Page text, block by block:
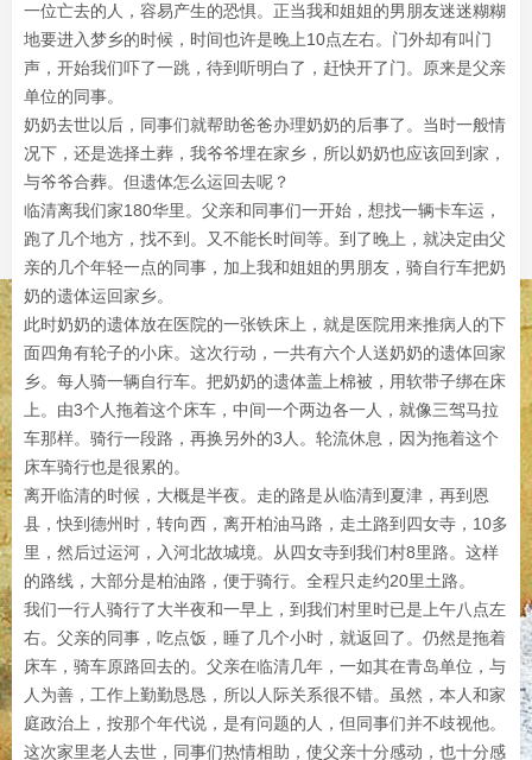
一位亡去的人，容易产生的恐惧。正当我和姐姐的男朋友迷迷糊糊
地要进入梦乡的时候，时间也许是晚上10点左右。门外却有叫门
声，开始我们吓了一跳，待到听明白了，赶快开了门。原来是父亲
单位的同事。
奶奶去世以后，同事们就帮助爸爸办理奶奶的后事了。当时一般情
况下，还是选择土葬，我爷爷埋在家乡，所以奶奶也应该回到家，
与爷爷合葬。但遗体怎么运回去呢？
临清离我们家180华里。父亲和同事们一开始，想找一辆卡车运，
跑了几个地方，找不到。又不能长时间等。到了晚上，就决定由父
亲的几个年轻一点的同事，加上我和姐姐的男朋友，骑自行车把奶
奶的遗体运回家乡。
此时奶奶的遗体放在医院的一张铁床上，就是医院用来推病人的下
面四角有轮子的小床。这次行动，一共有六个人送奶奶的遗体回家
乡。每人骑一辆自行车。把奶奶的遗体盖上棉被，用软带子绑在床
上。由3个人拖着这个床车，中间一个两边各一人，就像三驾马拉
车那样。骑行一段路，再换另外的3人。轮流休息，因为拖着这个
床车骑行也是很累的。
离开临清的时候，大概是半夜。走的路是从临清到夏津，再到恩
县，快到德州时，转向西，离开柏油马路，走土路到四女寺，10多
里，然后过运河，入河北故城境。从四女寺到我们村8里路。这样
的路线，大部分是柏油路，便于骑行。全程只走约20里土路。
我们一行人骑行了大半夜和一早上，到我们村里时已是上午八点左
右。父亲的同事，吃点饭，睡了几个小时，就返回了。仍然是拖着
床车，骑车原路回去的。父亲在临清几年，一如其在青岛单位，与
人为善，工作上勤勤恳恳，所以人际关系很不错。虽然，本人和家
庭政治上，按那个年代说，是有问题的人，但同事们并不歧视他。
这次家里老人去世，同事们热情相助，使父亲十分感动，也十分感